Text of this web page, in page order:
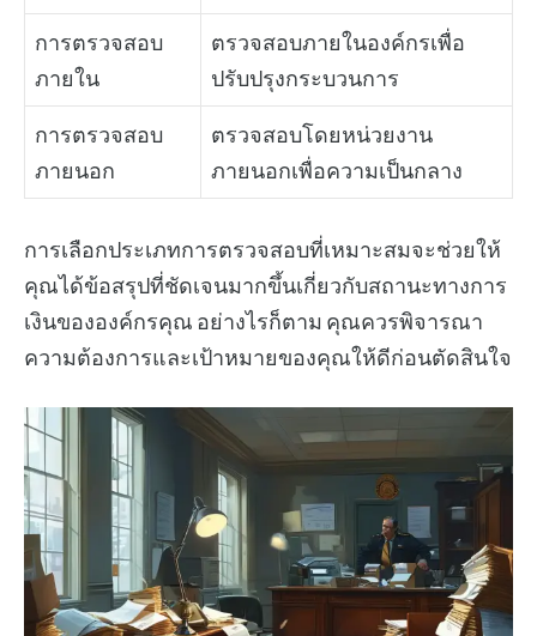
การตรวจสอบ
ภายใน
ตรวจสอบภายในองค์กรเพื่อ
ปรับปรุงกระบวนการ
การตรวจสอบ
ภายนอก
ตรวจสอบโดยหน่วยงาน
ภายนอกเพื่อความเป็นกลาง
การเลือกประเภทการตรวจสอบที่เหมาะสมจะช่วยให้
คุณได้ข้อสรุปที่ชัดเจนมากขึ้นเกี่ยวกับสถานะทางการ
เงินขององค์กรคุณ อย่างไรก็ตาม คุณควรพิจารณา
ความต้องการและเป้าหมายของคุณให้ดีก่อนตัดสินใจ